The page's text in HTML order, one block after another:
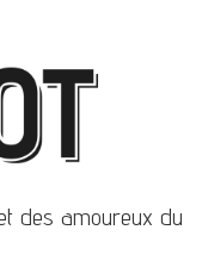
des amoureux du